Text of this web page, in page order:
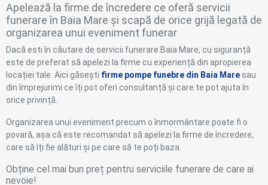
Apelează la firme de încredere ce oferă servicii
funerare în Baia Mare și scapă de orice grijă legată de
organizarea unui eveniment funerar
Dacă esti în căutare de servicii funerare Baia Mare, cu siguranță
este de preferat să apelezi la firme cu experiență din apropierea
locației tale. Aici găsești firme pompe funebre din Baia Mare sau
din împrejurimi ce îți pot oferi consultanță și care te pot ajuta în
orice privință.
Organizarea unui eveniment precum o înmormântare poate fi o
povară, așa că este recomandat să apelezi la firme de încredere,
care să îți fie alături și pe care să te poți baza.
Obține cel mai bun preț pentru serviciile funerare de care ai
nevoie!